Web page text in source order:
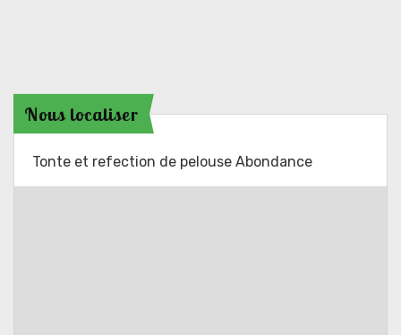
Nous localiser
Tonte et refection de pelouse Abondance